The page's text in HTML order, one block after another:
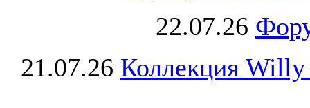
22.07.26
21.07.26 Коллекция Willy